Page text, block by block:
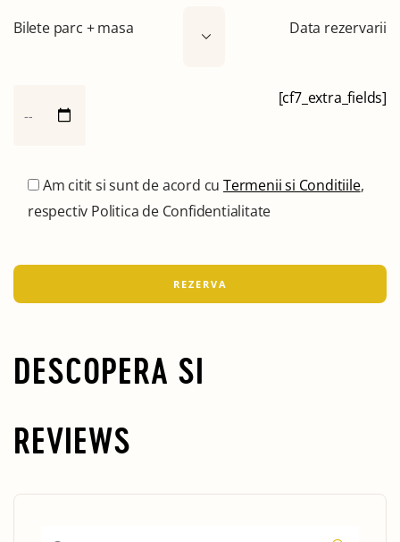
Bilete parc + masa Data rezervarii
[cf7_extra_fields]
Am citit si sunt de acord cuTermenii si Conditiile,
respectiv Politica de Confidentialitate
DESCOPERA SI
REVIEWS